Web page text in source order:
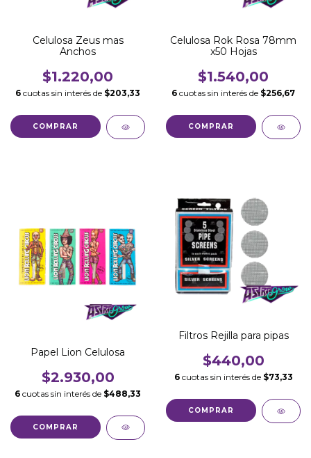
Celulosa Zeus mas
Anchos
$1.220,00
6 cuotas sin interés de $203,33
Celulosa Rok Rosa 78mm
x50 Hojas
$1.540,00
6 cuotas sin interés de $256,67
Papel Lion Celulosa
$2.930,00
6 cuotas sin interés de $488,33
Filtros Rejilla para pipas
$440,00
6 cuotas sin interés de $73,33